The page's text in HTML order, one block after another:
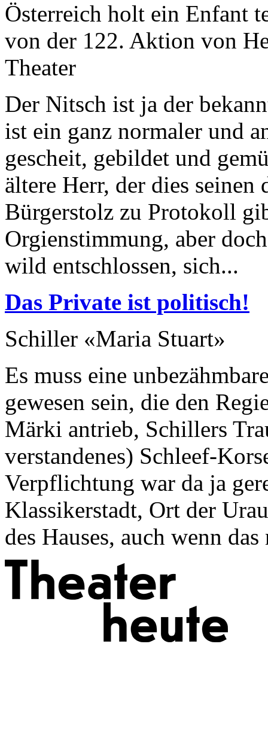
Österreich holt ein Enfant
von der 122. Aktion von
Theater
Der Nitsch ist ja der
ist ein ganz normaler und
gescheit, gebildet und
ältere Herr, der dies seinen
Bürgerstolz zu Protokoll
Orgienstimmung, aber
wild entschlossen, sich...
Das Private ist politisch!
Schiller «Maria Stuart»
Es muss eine
gewesen sein, die den
Märki antrieb, Schillers
verstandenes) Schleef-
Verpflichtung war da ja
Klassikerstadt, Ort der
des Hauses, auch wenn